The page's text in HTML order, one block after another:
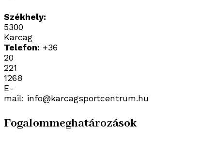
Székhely:
5300
Karcag
Telefon: +36
20
221
1268
E-
mail: info@karcagsportcentrum.hu
Fogalommeghatározások